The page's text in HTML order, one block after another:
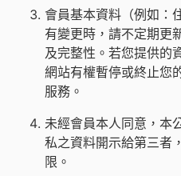
會員基本資料（例如：
有變更時，請不定期更
及完整性。若您提供的
網站有權暫停或終止您
服務。
未經會員本人同意，本
私之資料開示給第三者
限。